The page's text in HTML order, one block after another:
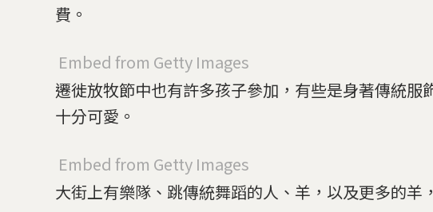
費。
Embed from Getty Images
遷徙放牧節中也有許多孩子參加，有些是身著傳統服
十分可愛。
Embed from Getty Images
大街上有樂隊、跳傳統舞蹈的人、羊，以及更多的羊